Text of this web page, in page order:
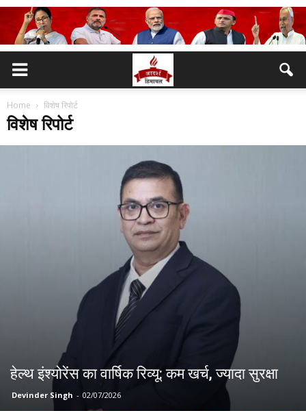
Home विशेष रिपोर्ट
विशेष रिपोर्ट
हेल्थ इंश्योरेंस का वार्षिक रिव्यू: कम खर्च, ज्यादा सुरक्षा
Devinder Singh - 02/07/2026